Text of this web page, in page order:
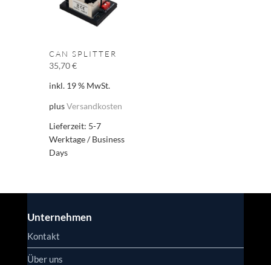
CAN SPLITTER
35,70€
inkl. 19 % MwSt.
plusVersandkosten
Lieferzeit: 5-7
Werktage / Business
Days
Unternehmen
Kontakt
Über uns